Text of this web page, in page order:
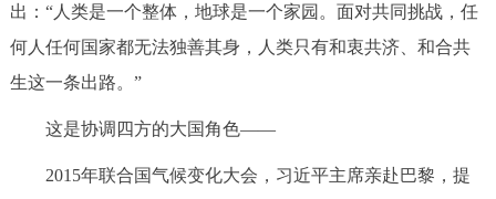
出：“人类是一个整体，地球是一个家园。面对共同挑战，任
何人任何国家都无法独善其身，人类只有和衷共济、和合共
生这一条出路。”
这是协调四方的大国角色——
2015年联合国气候变化大会，习近平主席亲赴巴黎，提